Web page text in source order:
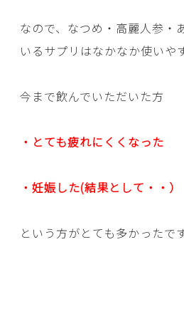
なので、なつめ・高麗人参・
いるサプリはなかなか使いや
今まで飲んでいただいた方
・とても疲れにくくなった
・妊娠した(結果として・・）
という方がとても多かったです